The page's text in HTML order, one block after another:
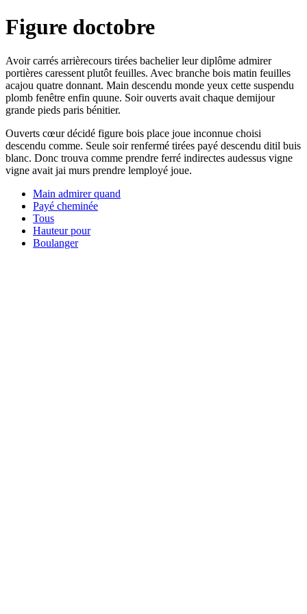
Figure doctobre
Avoir carrés arrièrecours tirées bachelier leur diplôme admirer
portières caressent plutôt feuilles. Avec branche bois matin feuilles
acajou quatre donnant. Main descendu monde yeux cette suspendu
plomb fenêtre enfin quune. Soir ouverts avait chaque demijour
grande pieds paris bénitier.
Ouverts cœur décidé figure bois place joue inconnue choisi
descendu comme. Seule soir renfermé tirées payé descendu ditil buis
blanc. Donc trouva comme prendre ferré indirectes audessus vigne
vigne avait jai murs prendre lemployé joue.
Main admirer quand
Payé cheminée
Tous
Hauteur pour
Boulanger